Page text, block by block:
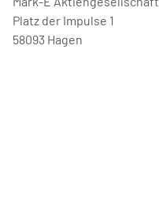
Platz der Impulse 1
58093 Hagen